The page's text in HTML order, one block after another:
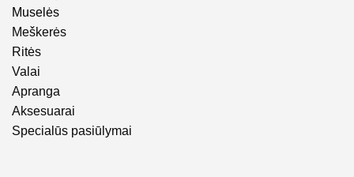
Muselės
Meškerės
Ritės
Valai
Apranga
Aksesuarai
Specialūs pasiūlymai